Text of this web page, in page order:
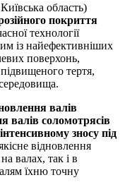
область)
покриття
технології
із найефективніших
поверхонь,
тертя,
валів
валів соломотрясів
зносу під
відновлення
валах, так і в
їхню точну